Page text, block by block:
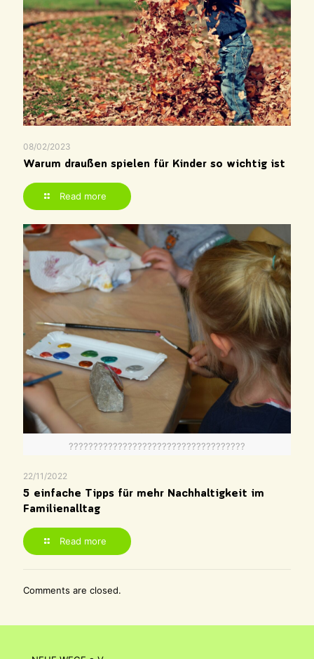
08/02/2023
Warum draußen spielen für Kinder so wichtig ist
Read more
????????????????????????????????????
22/11/2022
5 einfache Tipps für mehr Nachhaltigkeit im
Familienalltag
Read more
Comments are closed.